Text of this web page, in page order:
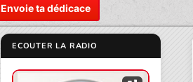
Envoie ta dédicace
ECOUTER LA RADIO